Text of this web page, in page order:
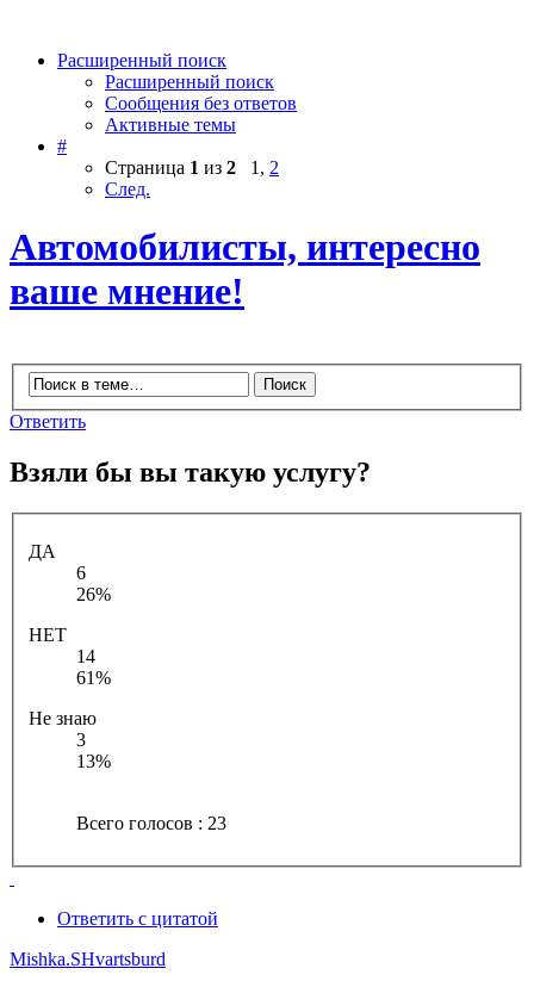
Расширенный поиск
Расширенный поиск
Сообщения без ответов
Активные темы
#
Страница 1 из 2 1 , 2
След.
Автомобилисты, интересно
ваше мнение!
Ответить
Взяли бы вы такую услугу?
ДА
6
26%
НЕТ
14
61%
Не знаю
3
13%
Всего голосов : 23
Ответить с цитатой
Mishka.SHvartsburd